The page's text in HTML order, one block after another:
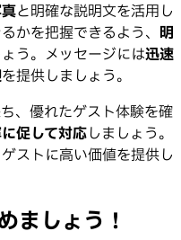
と明確な説明文を活用し
かを把握できるよう、 明
う。メッセージには迅速
を提供しましょう。
、優れたゲスト体験を確
促して対応しましょう。
ゲストに高い価値を提供し
ましょう！